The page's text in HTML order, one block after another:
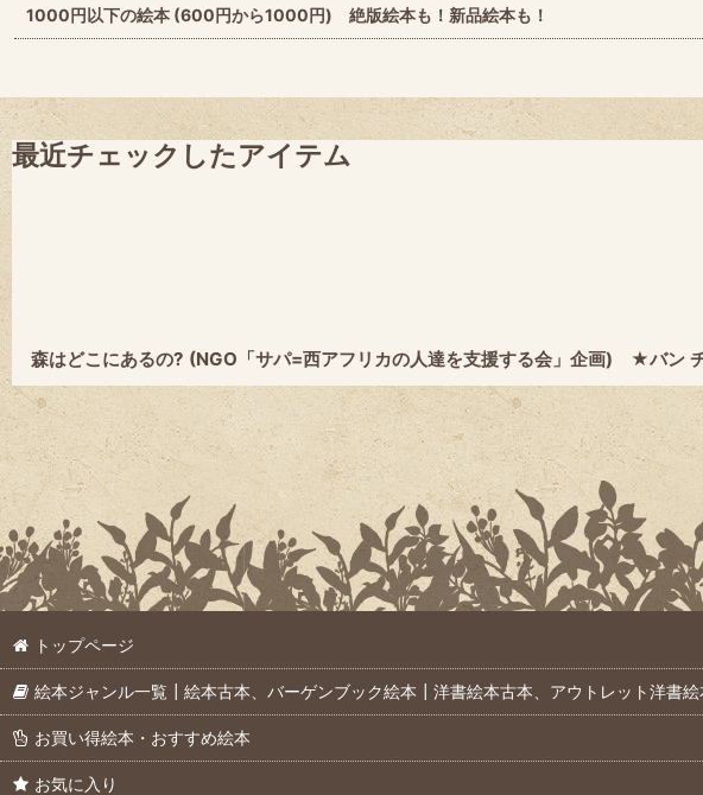
1000円以下の絵本 (600円から1000円) 絶版絵本も！新品絵本も！
最近チェックしたアイテム
森はどこにあるの? (NGO「サパ=西アフリカの人達を支援する会」企画) ★バン
トップページ
絵本ジャンル一覧┃絵本古本、バーゲンブック絵本┃洋書絵本古本、アウトレット洋書絵
お買い得絵本・おすすめ絵本
お気に入り